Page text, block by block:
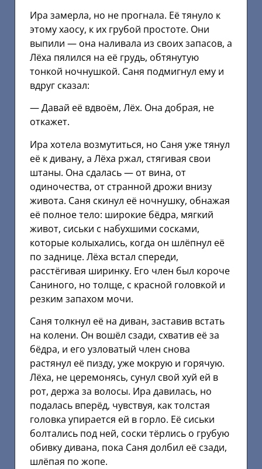
Ира замерла, но не прогнала. Её тянуло к
этому хаосу, к их грубой простоте. Они
выпили — она наливала из своих запасов, а
Лёха пялился на её грудь, обтянутую
тонкой ночнушкой. Саня подмигнул ему и
вдруг сказал:
— Давай её вдвоём, Лёх. Она добрая, не
откажет.
Ира хотела возмутиться, но Саня уже тянул
её к дивану, а Лёха ржал, стягивая свои
штаны. Она сдалась — от вина, от
одиночества, от странной дрожи внизу
живота. Саня скинул её ночнушку, обнажая
её полное тело: широкие бёдра, мягкий
живот, сиськи с набухшими сосками,
которые колыхались, когда он шлёпнул её
по заднице. Лёха встал спереди,
расстёгивая ширинку. Его член был короче
Саниного, но толще, с красной головкой и
резким запахом мочи.
Саня толкнул её на диван, заставив встать
на колени. Он вошёл сзади, схватив её за
бёдра, и его узловатый член снова
растянул её пизду, уже мокрую и горячую.
Лёха, не церемонясь, сунул свой хуй ей в
рот, держа за волосы. Ира давилась, но
подалась вперёд, чувствуя, как толстая
головка упирается ей в горло. Её сиськи
болтались под ней, соски тёрлись о грубую
обивку дивана, пока Саня долбил её сзади,
шлёпая по жопе.